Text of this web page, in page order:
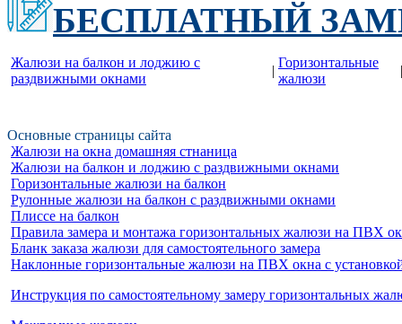
БЕСПЛАТНЫЙ
Жалюзи на балкон и лоджию c
раздвижными окнами
|
Горизонтальные
жалюзи
|
Основные страницы сайта
Жалюзи на окна домашняя стнаница
Жалюзи на балкон и лоджию c раздвижными окнами
Горизонтальные жалюзи на балкон
Рулонные жалюзи на балкон с раздвижными окнами
Плиссе на балкон
Правила замера и монтажа горизонтальных жалюзи на ПВХ
Бланк заказа жалюзи для самостоятельного замера
Наклонные горизонтальные жалюзи на ПВХ окна с
Инструкция по самостоятельному замеру горизонтальных